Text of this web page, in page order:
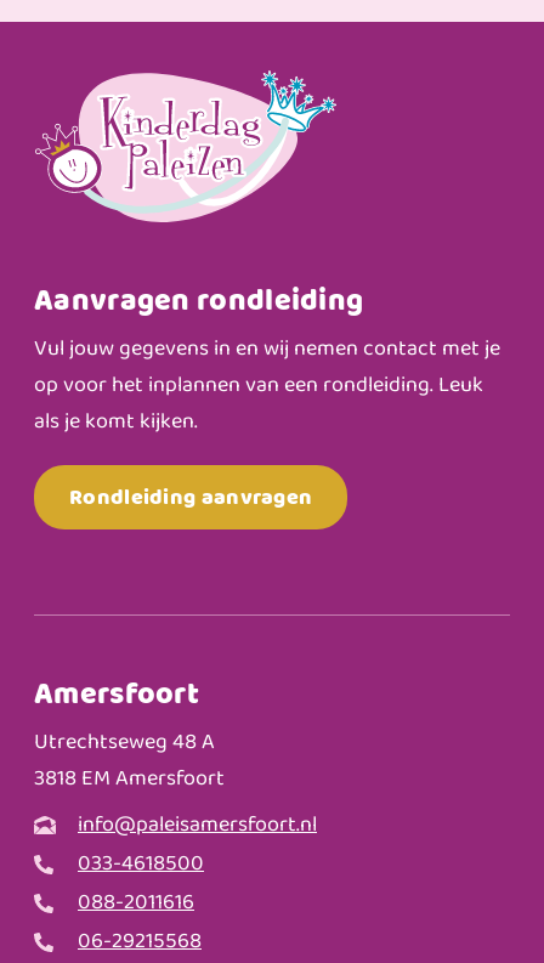
Aanvragen rondleiding
Vul jouw gegevens in en wij nemen contact met je
op voor het inplannen van een rondleiding. Leuk
als je komt kijken.
Rondleiding aanvragen
Amersfoort
Utrechtseweg 48 A
3818 EM Amersfoort
info@paleisamersfoort.nl
033-4618500
088-2011616
06-29215568